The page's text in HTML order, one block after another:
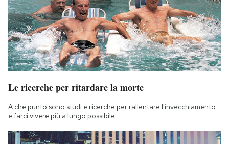
Le ricerche per ritardare la morte
A che punto sono studi e ricerche per rallentare l'invecchiamento
e farci vivere più a lungo possibile